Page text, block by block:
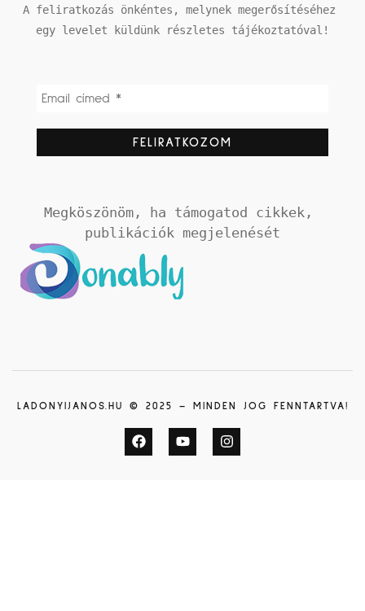
A feliratkozás önkéntes, melynek megerősítéséhez
egy levelet küldünk részletes tájékoztatóval!
Megköszönöm, ha támogatod cikkek,
publikációk megjelenését
LADONYIJANOS.HU © 2025 – MINDEN JOG FENNTARTVA!